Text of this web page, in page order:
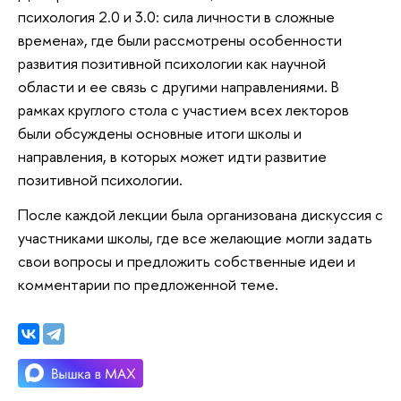
психология 2.0 и 3.0: сила личности в сложные
времена», где были рассмотрены особенности
развития позитивной психологии как научной
области и ее связь с другими направлениями. В
рамках круглого стола с участием всех лекторов
были обсуждены основные итоги школы и
направления, в которых может идти развитие
позитивной психологии.
После каждой лекции была организована дискуссия с
участниками школы, где все желающие могли задать
свои вопросы и предложить собственные идеи и
комментарии по предложенной теме.